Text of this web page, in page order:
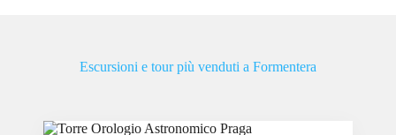
Escursioni e tour più venduti a Formentera